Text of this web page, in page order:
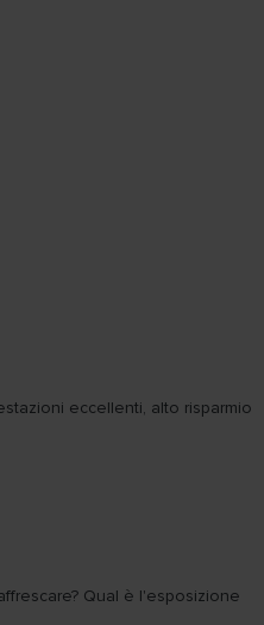
eccellenti, alto risparmio
Qual è l'esposizione